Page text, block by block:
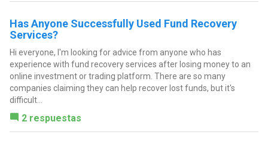
Has Anyone Successfully Used Fund Recovery
Services?
Hi everyone, I'm looking for advice from anyone who has
experience with fund recovery services after losing money to an
online investment or trading platform. There are so many
companies claiming they can help recover lost funds, but it's
difficult...
2 respuestas